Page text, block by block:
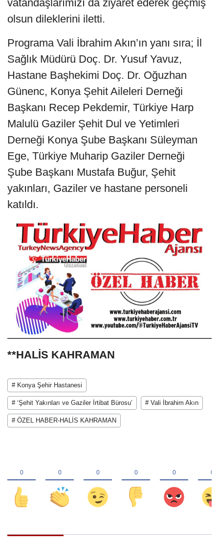
vatandaşlarımızı da ziyaret ederek geçmiş
olsun dileklerini iletti.
Programa Vali İbrahim Akın’ın yanı sıra; İl
Sağlık Müdürü Doç. Dr. Yusuf Yavuz,
Hastane Başhekimi Doç. Dr. Oğuzhan
Günenc, Konya Şehit Aileleri Derneği
Başkanı Recep Pekdemir, Türkiye Harp
Malulü Gaziler Şehit Dul ve Yetimleri
Derneği Konya Şube Başkanı Süleyman
Ege, Türkiye Muharip Gaziler Derneği
Şube Başkanı Mustafa Buğur, Şehit
yakınları, Gaziler ve hastane personeli
katıldı.
**HALİS KAHRAMAN
# Konya Şehir Hastanesi
# ‘Şehit Yakınları ve Gaziler İrtibat Bürosu’ # Vali İbrahim Akın
# ÖZEL HABER-HALİS KAHRAMAN